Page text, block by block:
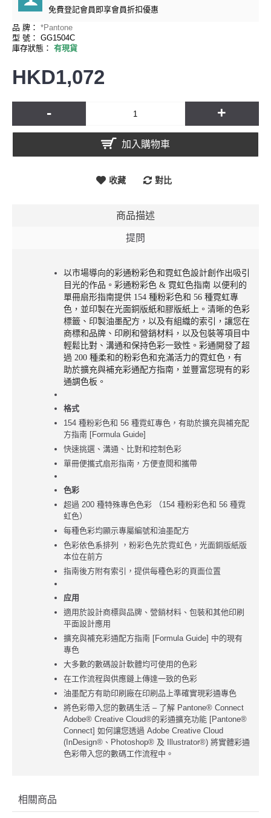
免費登記會員即享會員折扣優惠
品 牌： *Pantone
型 號： GG1504C
庫存狀態： 有現貨
HKD1,072
- +
加入購物車
收藏 對比
商品描述
提問
以市場導向的彩通粉彩色和霓虹色設計創作出吸引
目光的作品。彩通粉彩色 & 霓虹色指南 以便利的
單冊扇形指南提供 154 種粉彩色和 56 種霓虹專
色，並印製在光面銅版紙和膠版紙上。清晰的色彩
標籤、印製油墨配方，以及有組織的索引，讓您在
商標和品牌、印刷和營銷材料，以及包裝等項目中
輕鬆比對、溝通和保持色彩一致性。彩通開發了超
過 200 種柔和的粉彩色和充滿活力的霓虹色，有
助於擴充與補充彩通配方指南，並豐富您現有的彩
通調色板。
格式
154 種粉彩色和 56 種霓虹專色，有助於擴充與補充配
方指南 [Formula Guide]
快速挑選、溝通、比對和控制色彩
單冊便攜式扇形指南，方便查閱和攜帶
色彩
超過 200 種特殊專色色彩 （154 種粉彩色和 56 種霓
虹色）
每種色彩均顯示專屬編號和油墨配方
色彩依色系排列 ，粉彩色先於霓虹色，光面銅版紙版
本位在前方
指南後方附有索引，提供每種色彩的頁面位置
应用
適用於設計商標與品牌、營銷材料、包裝和其他印刷
平面設計應用
擴充與補充彩通配方指南 [Formula Guide] 中的現有
專色
大多數的數碼設計軟體均可使用的色彩
在工作流程與供應鏈上傳達一致的色彩
油墨配方有助印刷廠在印刷品上準確實現彩通專色
將色彩帶入您的數碼生活 – 了解 Pantone® Connect
Adobe® Creative Cloud®的彩通擴充功能 [Pantone®
Connect] 如何讓您透過 Adobe Creative Cloud
(InDesign®、Photoshop® 及 Illustrator®) 將實體彩通
色彩帶入您的數碼工作流程中。
相關商品